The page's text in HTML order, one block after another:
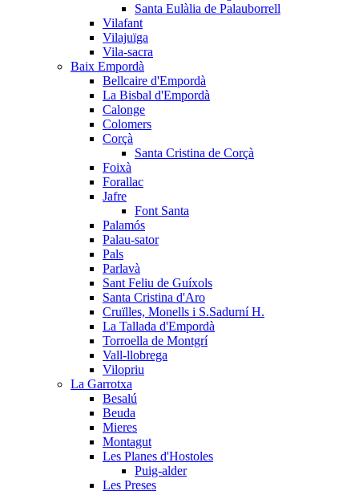
Santa Eulàlia de Palauborrell
Vilafant
Vilajuïga
Vila-sacra
Baix Empordà
Bellcaire d'Empordà
La Bisbal d'Empordà
Calonge
Colomers
Corçà
Santa Cristina de Corçà
Foixà
Forallac
Jafre
Font Santa
Palamós
Palau-sator
Pals
Parlavà
Sant Feliu de Guíxols
Santa Cristina d'Aro
Cruïlles, Monells i S.Sadurní H.
La Tallada d'Empordà
Torroella de Montgrí
Vall-llobrega
Vilopriu
La Garrotxa
Besalú
Beuda
Mieres
Montagut
Les Planes d'Hostoles
Puig-alder
Les Preses